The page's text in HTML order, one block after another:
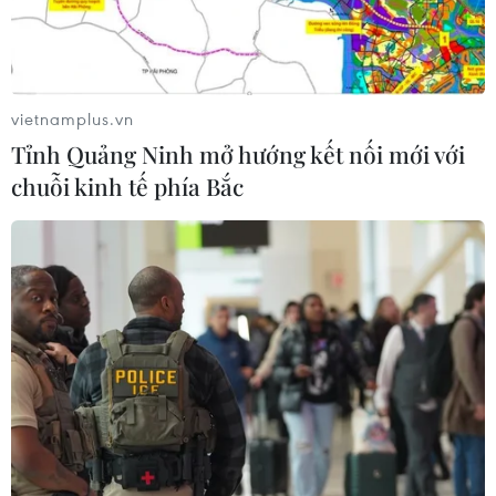
Công Phượng gặp thử thách lớn
trong ngày tái xuất V-League 2026/27
06/08/2026 11:49
Nhận định Việt Nam vs
Campuchia: Vì sao thầy trò HLV Kim
Sang-sik cần giành ngôi đầu bảng?
06/08/2026 11:05
Nhận định Việt Nam vs Campuchia:
'Phù thủy Kim' sẽ xoay tua toan tính
đường dài?
06/08/2026 08:25
vietnamplus.vn
Tỉnh Quảng Ninh mở hướng kết nối mới với
chuỗi kinh tế phía Bắc